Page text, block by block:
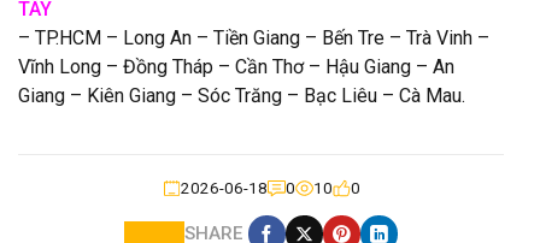
TÂY
– TP.HCM – Long An – Tiền Giang – Bến Tre – Trà Vinh –
Vĩnh Long – Đồng Tháp – Cần Thơ – Hậu Giang – An
Giang – Kiên Giang – Sóc Trăng – Bạc Liêu – Cà Mau.
2026-06-18 0 10 0
SHARE